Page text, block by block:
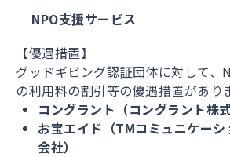
NPO支援サービス
【優遇措置】
グッドギビング認証団体に対して、
の利用料の割引等の優遇措置があり
コングラント（コングラント株式
お宝エイド（TMコミュニケー
会社）